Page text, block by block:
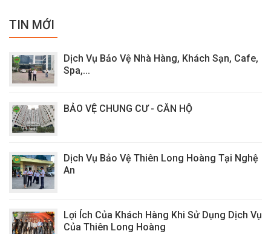
TIN MỚI
Dịch Vụ Bảo Vệ Nhà Hàng, Khách Sạn, Cafe,
Spa,...
BẢO VỆ CHUNG CƯ - CĂN HỘ
Dịch Vụ Bảo Vệ Thiên Long Hoàng Tại Nghệ
An
Lợi Ích Của Khách Hàng Khi Sử Dụng Dịch Vụ
Của Thiên Long Hoàng